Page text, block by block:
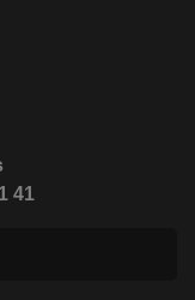
en ventana nueva)
41